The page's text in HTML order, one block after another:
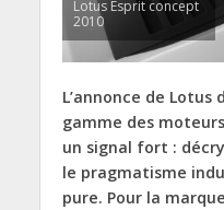
Lotus Esprit concept
2010
L’annonce de
gamme des
un signal fort :
le pragmatisme
pure. Pour la